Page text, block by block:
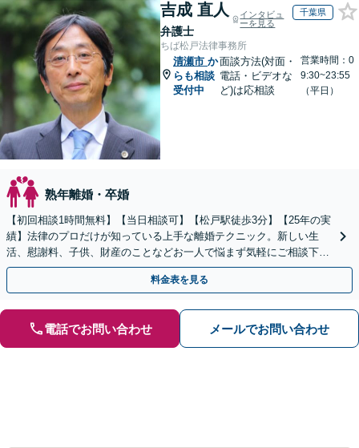
吉成 直人
弁護士
インタビュ
ーを見る
千葉県
ちば松戸法律事務所
清瀬市 か
らも相談
受付中
面談方法(対面・
電話・ビデオな
ど)は応相談
営業時間：0
9:30~23:55
（平日）
熟年離婚・卒婚
【初回相談1時間無料】【当日相談可】【松戸駅徒歩3分】【25年の実
績】法律のプロだけが知っている上手な離婚テクニック。新しい生
活、慰謝料、子供、財産のことなどお一人で悩まず気軽にご相談下さ
い。女性側／男性側／熟年離婚など弁護経験豊富です。
料金表を見る
電話でお問い合わせ メールでお問い合わせ